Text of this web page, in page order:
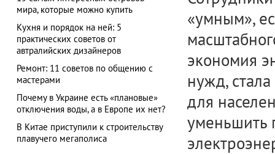
мира, которые можно купить
Кухня и порядок на ней: 5
практических советов от
автралийских дизайнеров
Ремонт: 11 советов по общению с
мастерами
Почему в Украине есть «плановые»
отключения воды, а в Европе их нет?
В Китае приступили к строительству
плавучего мегаполиса
«умным»,
экономия
нужд,
для
уменьшить